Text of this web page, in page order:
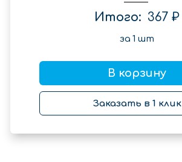
Итого: 367 ₽
за 1 шт
В корзину
Заказать в 1 клик